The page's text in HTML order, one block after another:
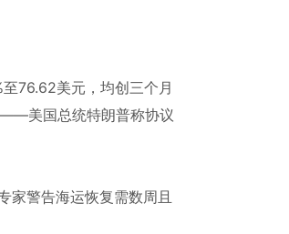
76.62美元，均创三个月
——美国总统特朗普称协议
家警告海运恢复需数周且